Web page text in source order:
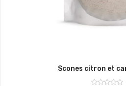
Scones citron et